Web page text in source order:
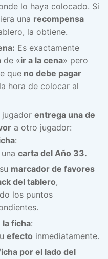
lo haya colocado. Si
una recompensa
la obtiene.
Es exactamente
de «ir a la cena» pero
que no debe pagar
hora de colocar al
jugador entrega una de
a otro jugador:
:
carta del Año 33.
marcador de favores
del tablero,
los puntos
la ficha:
efecto inmediatamente.
por el lado del